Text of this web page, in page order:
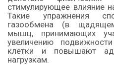
стимулирующее влияние
Такие упражнения
газообмена (в
мышц, принимающих
увеличению
клетки и повышают
нагрузкам.